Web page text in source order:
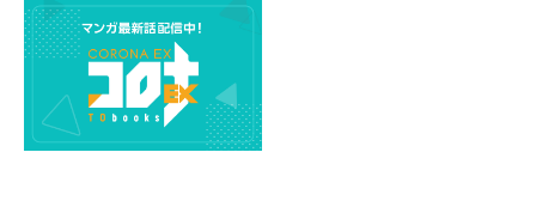
えた！
どんな苦境も諦めないファスの言葉に生きる気力を取り
戻すと、共に脱出し彼女を守り抜こうと決意！
始まったのは鍛錬の日々。
朝から晩まで走り込み、絶え間ない斬撃を避け、レンガ
の壁を打ち砕く。